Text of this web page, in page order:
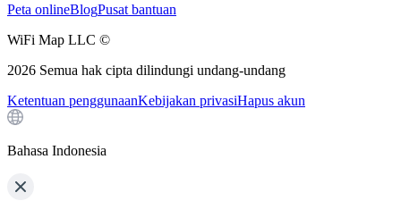
Peta onlineBlogPusat bantuan
WiFi Map LLC ©
2026 Semua hak cipta dilindungi undang-undang
Ketentuan penggunaanKebijakan privasiHapus akun
Bahasa Indonesia